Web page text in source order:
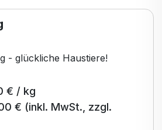
- glückliche Haustiere!
€ / kg
€ (inkl. MwSt., zzgl.